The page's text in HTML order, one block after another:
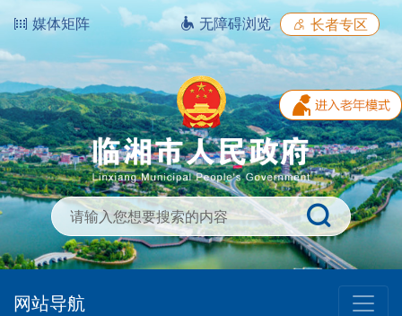
媒体矩阵 无障碍浏览 长者专区
网站导航